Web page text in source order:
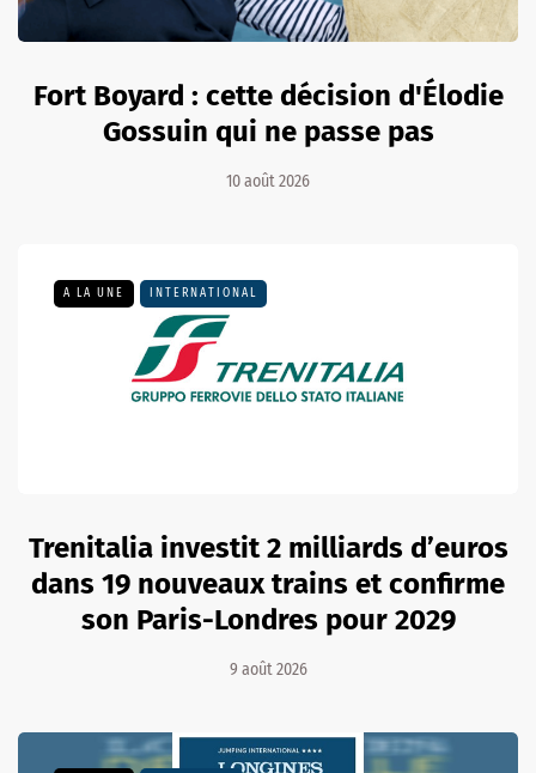
Fort Boyard : cette décision d'Élodie
Gossuin qui ne passe pas
10 août 2026
A LA UNE INTERNATIONAL
Trenitalia investit 2 milliards d’euros
dans 19 nouveaux trains et confirme
son Paris-Londres pour 2029
9 août 2026